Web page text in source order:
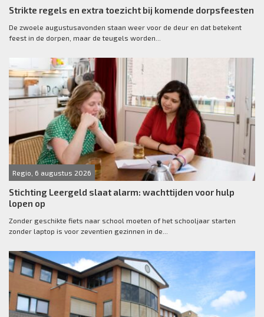
Strikte regels en extra toezicht bij komende dorpsfeesten
De zwoele augustusavonden staan weer voor de deur en dat betekent
feest in de dorpen, maar de teugels worden...
Regio, 6 augustus 2026
Stichting Leergeld slaat alarm: wachttijden voor hulp
lopen op
Zonder geschikte fiets naar school moeten of het schooljaar starten
zonder laptop is voor zeventien gezinnen in de...